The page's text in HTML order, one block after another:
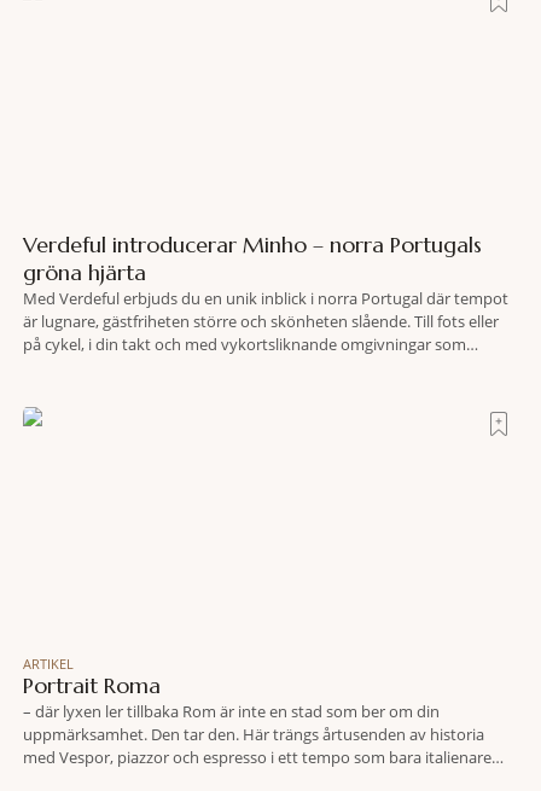
Verdeful introducerar Minho – norra Portugals
gröna hjärta
Med Verdeful erbjuds du en unik inblick i norra Portugal där tempot
är lugnare, gästfriheten större och skönheten slående. Till fots eller
på cykel, i din takt och med vykortsliknande omgivningar som
travel när det
ARTIKEL
Portrait Roma
– där lyxen ler tillbaka Rom är inte en stad som ber om din
uppmärksamhet. Den tar den. Här trängs årtusenden av historia
med Vespor, piazzor och espresso i ett tempo som bara italienare